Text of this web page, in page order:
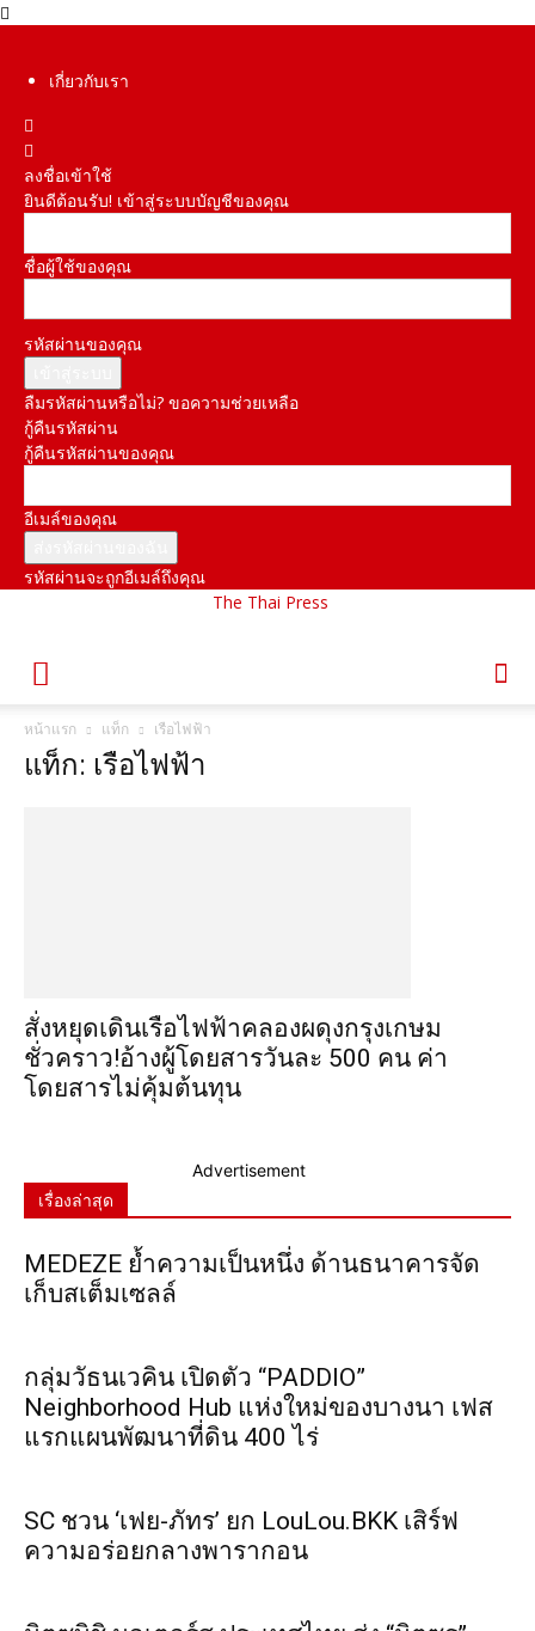
เกี่ยวกับเรา
ลงชื่อเข้าใช้
ยินดีต้อนรับ! เข้าสู่ระบบบัญชีของคุณ
ชื่อผู้ใช้ของคุณ
รหัสผ่านของคุณ
ลืมรหัสผ่านหรือไม่? ขอความช่วยเหลือ
กู้คืนรหัสผ่าน
กู้คืนรหัสผ่านของคุณ
อีเมล์ของคุณ
รหัสผ่านจะถูกอีเมล์ถึงคุณ
The Thai Press
หน้าแรก แท็ก เรือไฟฟ้า
แท็ก: เรือไฟฟ้า
สั่งหยุดเดินเรือไฟฟ้าคลองผดุงกรุงเกษม
ชั่วคราว!อ้างผู้โดยสารวันละ 500 คน ค่า
โดยสารไม่คุ้มต้นทุน
Advertisement
เรื่องล่าสุด
MEDEZE ย้ำความเป็นหนึ่ง ด้านธนาคารจัด
เก็บสเต็มเซลล์
กลุ่มวัธนเวคิน เปิดตัว “PADDIO”
Neighborhood Hub แห่งใหม่ของบางนา เฟส
แรกแผนพัฒนาที่ดิน 400 ไร่
SC ชวน ‘เฟย-ภัทร’ ยก LouLou.BKK เสิร์ฟ
ความอร่อยกลางพารากอน